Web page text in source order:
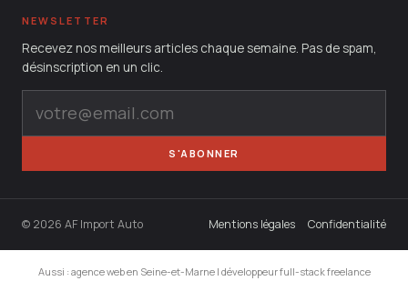
NEWSLETTER
Recevez nos meilleurs articles chaque semaine. Pas de spam,
désinscription en un clic.
S'ABONNER
© 2026 AF Import Auto Mentions légales Confidentialité
Aussi : agence web en Seine-et-Marne| développeur full-stack freelance